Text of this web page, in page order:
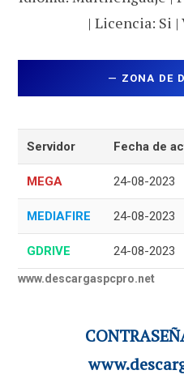
| Licencia: Si |
— ZONA DE
Servidor Fecha de
MEGA 24-08-2023
MEDIAFIRE 24-08-2023
GDRIVE 24-08-2023
www.descargaspcpro.net